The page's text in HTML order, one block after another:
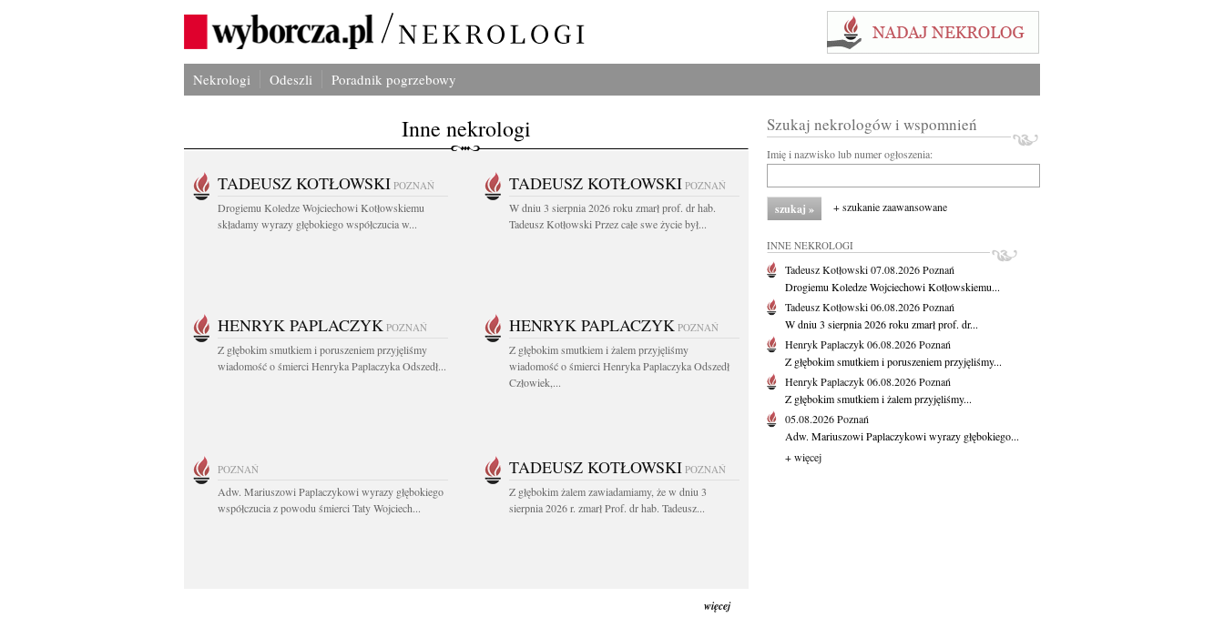
Nekrologi Odeszli Poradnik pogrzebowy
Inne nekrologi
TADEUSZ KOTŁOWSKI POZNAŃ
Drogiemu Koledze Wojciechowi Kotłowskiemu
składamy wyrazy głębokiego współczucia w...
TADEUSZ KOTŁOWSKI POZNAŃ
W dniu 3 sierpnia 2026 roku zmarł prof. dr hab.
Tadeusz Kotłowski Przez całe swe życie był...
HENRYK PAPLACZYK POZNAŃ
Z głębokim smutkiem i poruszeniem przyjęliśmy
wiadomość o śmierci Henryka Paplaczyka Odszedł...
HENRYK PAPLACZYK POZNAŃ
Z głębokim smutkiem i żalem przyjęliśmy
wiadomość o śmierci Henryka Paplaczyka Odszedł
Człowiek,...
POZNAŃ
Adw. Mariuszowi Paplaczykowi wyrazy głębokiego
współczucia z powodu śmierci Taty Wojciech...
TADEUSZ KOTŁOWSKI POZNAŃ
Z głębokim żalem zawiadamiamy, że w dniu 3
sierpnia 2026 r. zmarł Prof. dr hab. Tadeusz...
więcej
Szukaj nekrologów i wspomnień
Imię i nazwisko lub numer ogłoszenia:
+ szukanie zaawansowane
INNE NEKROLOGI
Tadeusz Kotłowski07.08.2026Poznań
Drogiemu Koledze Wojciechowi Kotłowskiemu...
Tadeusz Kotłowski06.08.2026Poznań
W dniu 3 sierpnia 2026 roku zmarł prof. dr...
Henryk Paplaczyk06.08.2026Poznań
Z głębokim smutkiem i poruszeniem przyjęliśmy...
Henryk Paplaczyk06.08.2026Poznań
Z głębokim smutkiem i żalem przyjęliśmy...
05.08.2026Poznań
Adw. Mariuszowi Paplaczykowi wyrazy głębokiego...
+ więcej